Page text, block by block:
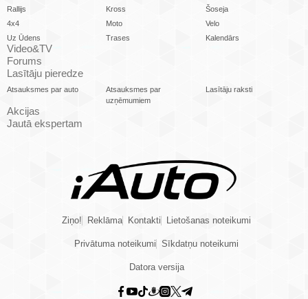
Rallijs Kross
Šoseja
4x4
Moto
Velo
Uz Ūdens
Trases Kalendārs
Video&TV
Forums
Lasītāju pieredze
Atsauksmes par auto
Atsauksmes par
uzņēmumiem
Lasītāju raksti
Akcijas
Jautā ekspertam
Ziņo! Reklāma Kontakti Lietošanas noteikumi
Privātuma noteikumi Sīkdatņu noteikumi
Datora versija